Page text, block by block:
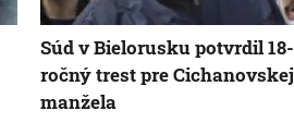
Súd v Bielorusku potvrdil 18-
ročný trest pre Cichanovskej
manžela